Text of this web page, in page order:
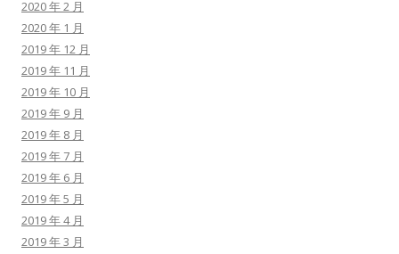
2020 年 2 月
2020 年 1 月
2019 年 12 月
2019 年 11 月
2019 年 10 月
2019 年 9 月
2019 年 8 月
2019 年 7 月
2019 年 6 月
2019 年 5 月
2019 年 4 月
2019 年 3 月